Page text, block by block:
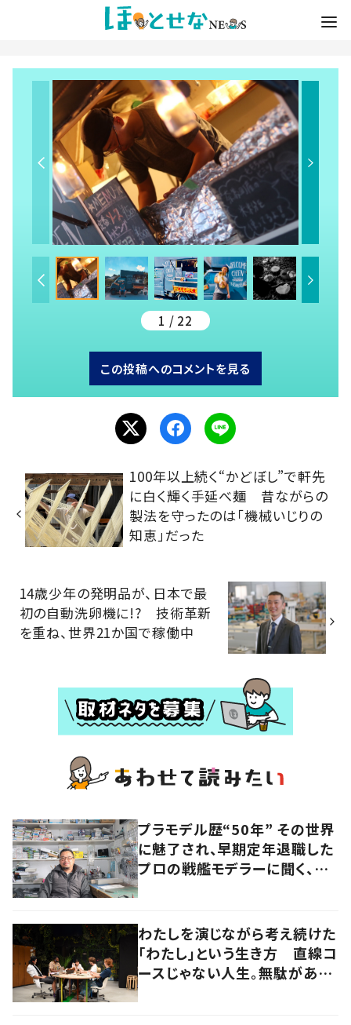
1 / 22
この投稿へのコメントを見る
100年以上続く“かどぼし”で軒先
に白く輝く手延べ麺 昔ながらの
製法を守ったのは「機械いじりの
知恵」だった
14歳少年の発明品が、日本で最
初の自動洗卵機に!? 技術革新
を重ね、世界21か国で稼働中
プラモデル歴“50年” その世界
に魅了され、早期定年退職した
プロの戦艦モデラーに聞く、充
わたしを演じながら考え続けた
「わたし」という生き方 直線コ
ースじゃない人生。無駄がある